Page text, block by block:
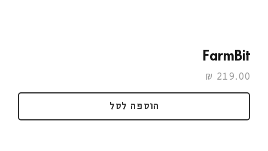
FarmBit
מחיר
הוספה לסל